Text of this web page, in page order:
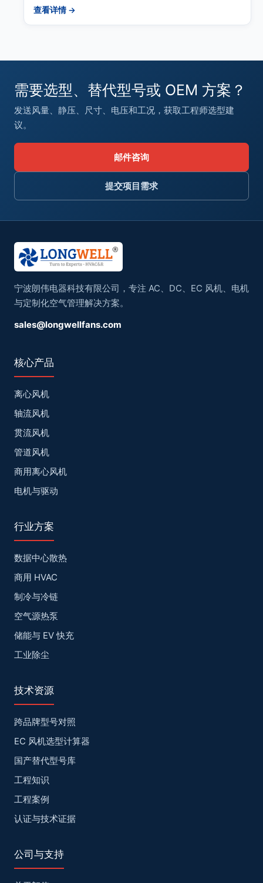
查看详情 →
需要选型、替代型号或 OEM 方案？
发送风量、静压、尺寸、电压和工况，获取工程师选型建
议。
邮件咨询
提交项目需求
宁波朗伟电器科技有限公司，专注 AC、DC、EC 风机、电机
与定制化空气管理解决方案。
sales@longwellfans.com
核心产品
离心风机
轴流风机
贯流风机
管道风机
商用离心风机
电机与驱动
行业方案
数据中心散热
商用 HVAC
制冷与冷链
空气源热泵
储能与 EV 快充
工业除尘
技术资源
跨品牌型号对照
EC 风机选型计算器
国产替代型号库
工程知识
工程案例
认证与技术证据
公司与支持